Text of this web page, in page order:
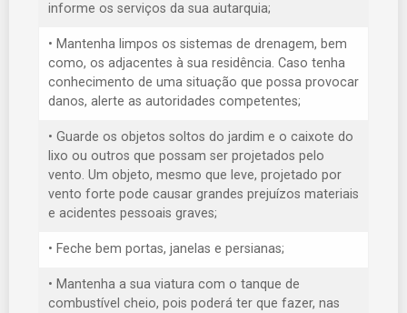
informe os serviços da sua autarquia;
• Mantenha limpos os sistemas de drenagem, bem
como, os adjacentes à sua residência. Caso tenha
conhecimento de uma situação que possa provocar
danos, alerte as autoridades competentes;
• Guarde os objetos soltos do jardim e o caixote do
lixo ou outros que possam ser projetados pelo
vento. Um objeto, mesmo que leve, projetado por
vento forte pode causar grandes prejuízos materiais
e acidentes pessoais graves;
• Feche bem portas, janelas e persianas;
• Mantenha a sua viatura com o tanque de
combustível cheio, pois poderá ter que fazer, nas